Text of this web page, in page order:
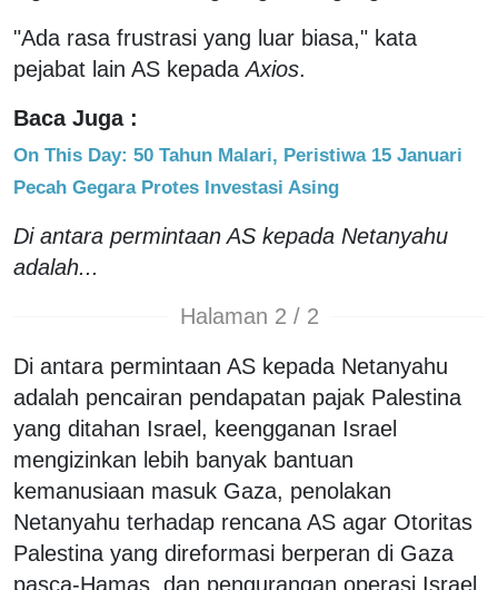
"Ada rasa frustrasi yang luar biasa," kata
pejabat lain AS kepadaAxios.
Baca Juga :
On This Day: 50 Tahun Malari, Peristiwa 15 Januari
Pecah Gegara Protes Investasi Asing
Di antara permintaan AS kepada Netanyahu
adalah...
Halaman 2 / 2
Di antara permintaan AS kepada Netanyahu
adalah pencairan pendapatan pajak Palestina
yang ditahan Israel, keengganan Israel
mengizinkan lebih banyak bantuan
kemanusiaan masuk Gaza, penolakan
Netanyahu terhadap rencana AS agar Otoritas
Palestina yang direformasi berperan di Gaza
pasca-Hamas, dan pengurangan operasi Israel